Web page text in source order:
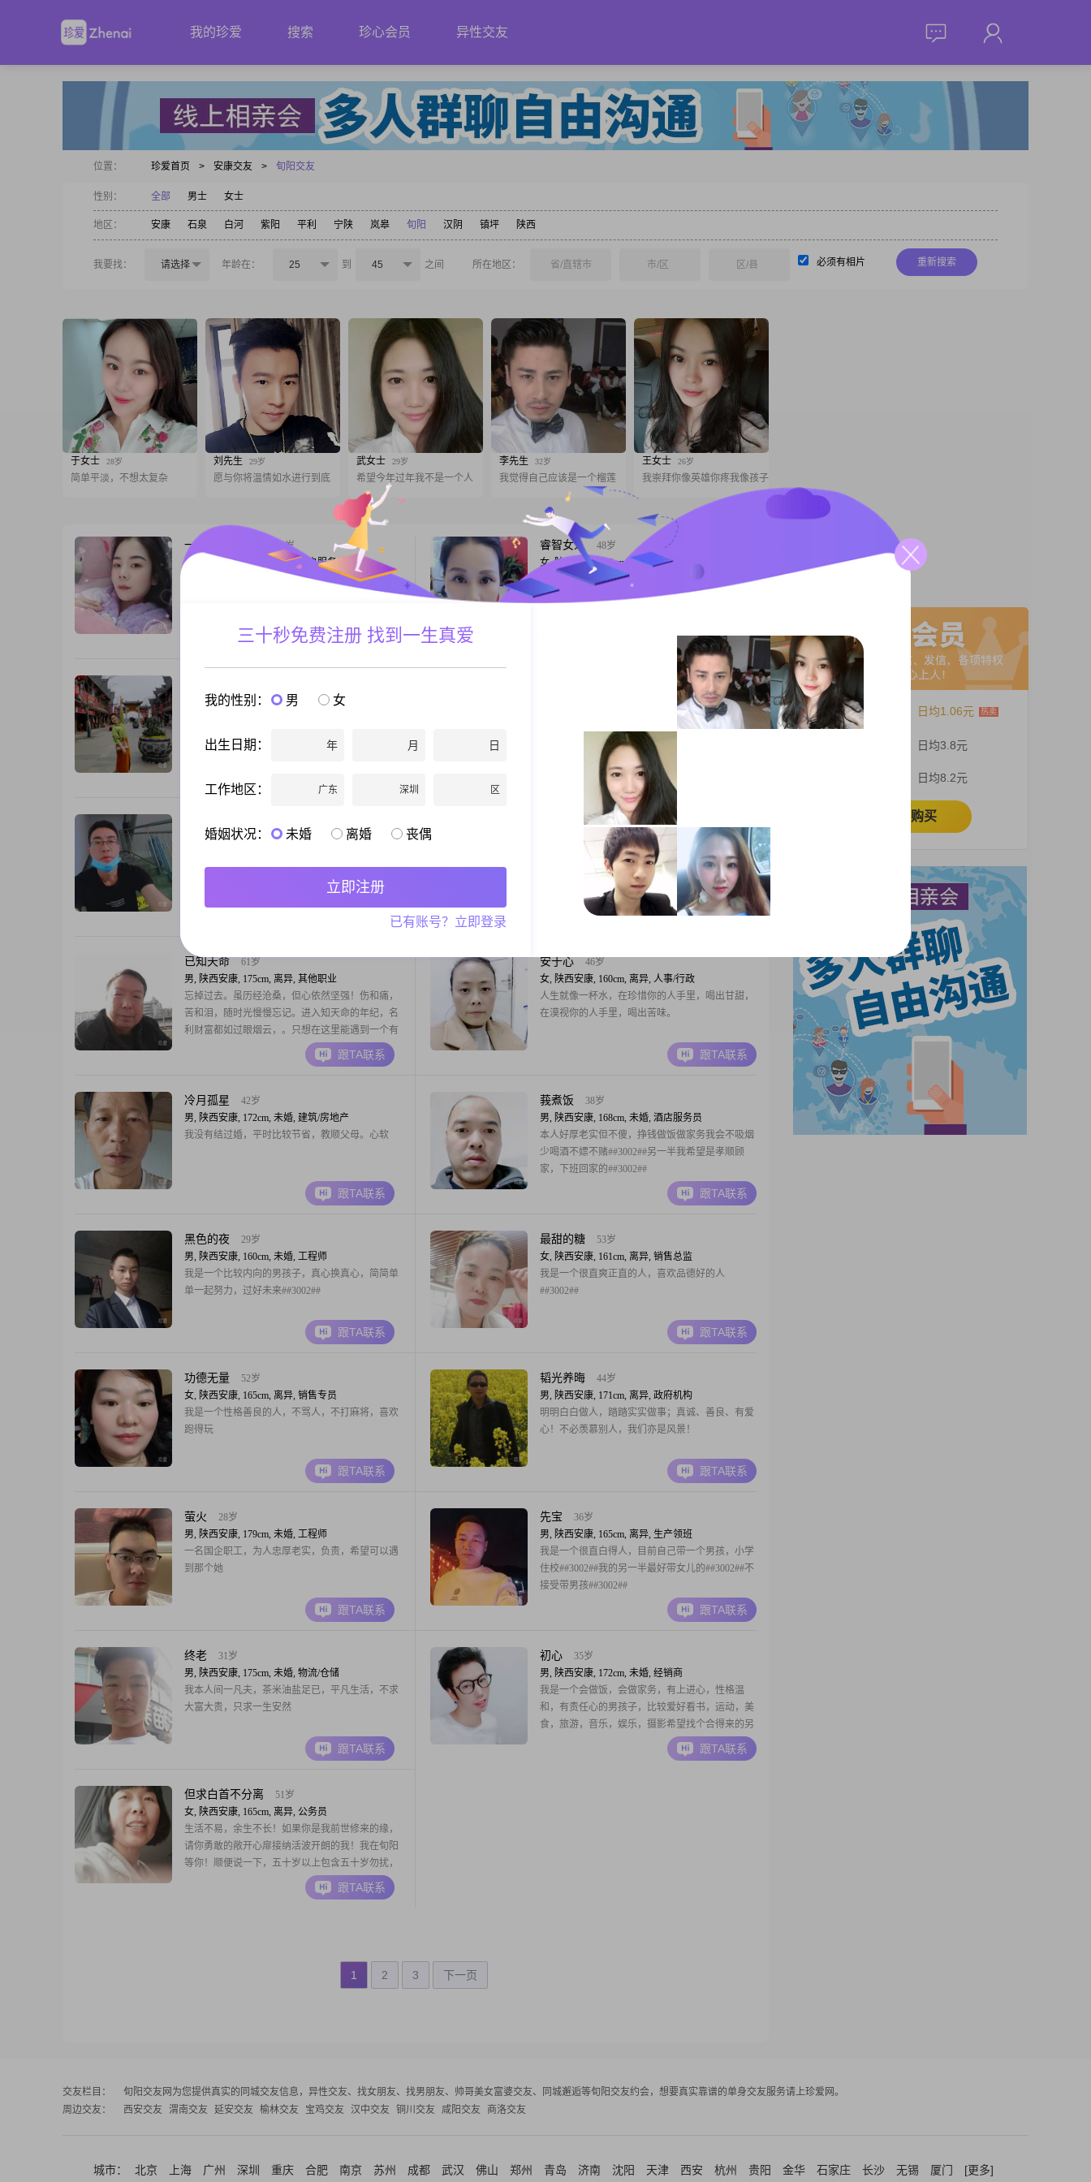
我的珍爱 搜索 珍心会员 异性交友
位置： 珍爱首页 > 安康交友 > 旬阳交友
性别： 全部 男士 女士
地区： 安康 石泉 白河 紫阳 平利 宁陕 岚皋 旬阳 汉阴 镇坪 陕西
我要找： 请选择 年龄在： 25 到 45 之间 所在地区： 省/直辖市 市/区 区/县 必须有相片 重新搜索
于女士 28岁
简单平淡，不想太复杂
刘先生 29岁
愿与你将温情如水进行到底
武女士 29岁
希望今年过年我不是一个人
李先生 32岁
我觉得自己应该是一个榴莲
王女士 26岁
我崇拜你像英雄你疼我像孩子
一个安静的女孩
44岁
女, 陕西安康, 150cm, 离异, 客户服务
大家好，我是一位出生于1982年的女士，身高
150cm，目前生活在美丽的安康##3002##我的月收
的生活状态##3002##我学历是高中及以下，但我相
宝贵##3002##我性格随和，容易相处，总是以一颗
跟TA联系
睿智女人
48岁
女, 陕西安康, 156cm, 离异, 销售总监
看人，不要用眼睛去看，容易走眼，更不要用耳朵
去听，因为都是谎言。只要用时间，用心去感受，
的。 短期交往看脾气，长期交往看德行，一生交往
看人品！ 所以我最喜欢的一句话就是：时间会留下
跟TA联系
女, 陕西安康, 160cm, 离异, 教育/科研
活，喜欢唱歌、跳舞、瑜伽，热爱运动！心中理想
伴侣：有责任心有担当，不抽烟不喝酒，爱美食，
厨房，一起散步，一起旅游，开心过好每一天！不
女, 陕西安康, 160cm, 丧偶, 销售总监
大家好，我是一位来自安康的女士，出生于1975
年，身高160cm##3002##我目前的工作收入在3001
到5000元之间，虽然学历是高中及以下，但我一直
保持着乐观积极的生活态度##3002##我相信，生活
中的幸福和满足感并不完全取决于物质条件，更多
的是来自于内心的感受和与家人朋友的相处
##3002##我性格独立自信，
男, 陕西安康, 175cm, 离异, 小学教师
时过境迁
32岁
男, 陕西安康, 181cm, 未婚, 待业
我是一个什么样的人我也没有看清，我想找一个能
够告诉我的人##3002##生活中我是一个比较感性的
人，比较重视彼此之前的情感，希望能够遇到一个
愿意和我好好生活的人，一起度过余生！
跟TA联系
已知天命
61岁
男, 陕西安康, 175cm, 离异, 其他职业
忘掉过去。虽历经沧桑，但心依然坚强！伤和痛，
苦和泪，随时光慢慢忘记。进入知天命的年纪，名
利财富都如过眼烟云，。只想在这里能遇到一个有
缘地她！愿与她携手白头。夲人学历不高，但能开
车，会做饭，哄得了孩子还能洗碗，。那个她？您
跟TA联系
安于心
46岁
女, 陕西安康, 160cm, 离异, 人事/行政
人生就像一杯水，在珍惜你的人手里，喝出甘甜，
在漠视你的人手里，喝出苦味。
跟TA联系
冷月孤星
42岁
男, 陕西安康, 172cm, 未婚, 建筑/房地产
我没有结过婚，平时比较节省，教顺父母。心软
跟TA联系
莪煮饭
38岁
男, 陕西安康, 168cm, 未婚, 酒店服务员
本人好厚老实但不傻，挣钱做饭做家务我会不吸烟
少喝酒不嫖不赌##3002##另一半我希望是孝顺顾
家，下班回家的##3002##
跟TA联系
黑色的夜
29岁
男, 陕西安康, 160cm, 未婚, 工程师
我是一个比较内向的男孩子，真心换真心，简简单
单一起努力，过好未来##3002##
跟TA联系
最甜的糖
53岁
女, 陕西安康, 161cm, 离异, 销售总监
我是一个很直爽正直的人，喜欢品德好的人
##3002##
跟TA联系
功德无量
52岁
女, 陕西安康, 165cm, 离异, 销售专员
我是一个性格善良的人，不骂人，不打麻将，喜欢
跑得玩
跟TA联系
韬光养晦
44岁
男, 陕西安康, 171cm, 离异, 政府机构
明明白白做人，踏踏实实做事；真诚、善良、有爱
心！不必羡慕别人，我们亦是风景！
跟TA联系
萤火
28岁
男, 陕西安康, 179cm, 未婚, 工程师
一名国企职工，为人忠厚老实，负责，希望可以遇
到那个她
跟TA联系
先宝
36岁
男, 陕西安康, 165cm, 离异, 生产领班
我是一个很直白得人，目前自己带一个男孩，小学
住校##3002##我的另一半最好带女儿的##3002##不
接受带男孩##3002##
跟TA联系
终老
31岁
男, 陕西安康, 175cm, 未婚, 物流/仓储
我本人间一凡夫，茶米油盐足已，平凡生活，不求
大富大贵，只求一生安然
跟TA联系
初心
35岁
男, 陕西安康, 172cm, 未婚, 经销商
我是一个会做饭，会做家务，有上进心，性格温
和，有责任心的男孩子，比较爱好看书，运动，美
食，旅游，音乐，娱乐，摄影希望找个合得来的另
跟TA联系
但求白首不分离
51岁
女, 陕西安康, 165cm, 离异, 公务员
生活不易，余生不长！如果你是我前世修来的缘，
请你勇敢的敞开心扉接纳活波开朗的我！我在旬阳
等你！顺便说一下，五十岁以上包含五十岁勿扰，
跟TA联系
1 2 3 下一页
日均1.06元
日均3.8元
日均8.2元
立即购买
交友栏目： 旬阳交友网 为您提供真实的同城交友信息，异性交友、找女朋友、找男朋友、帅哥美女富婆交友、同城邂逅等旬阳交友约会，想要真实靠谱的单身交友服务请上珍爱网。
周边交友：
西安交友 渭南交友 延安交友 榆林交友 宝鸡交友 汉中交友 铜川交友 咸阳交友 商洛交友
城市： 北京 上海 广州 深圳 重庆 合肥 南京 苏州 成都 武汉 佛山 郑州 青岛 济南 沈阳 天津 西安 杭州 贵阳 金华 石家庄 长沙 无锡 厦门 [更多]
三十秒免费注册 找到一生真爱
我的性别： 男 女
出生日期： 年 月 日
工作地区： 广东 深圳 区
婚姻状况： 未婚 离婚 丧偶
立即注册
已有账号？立即登录